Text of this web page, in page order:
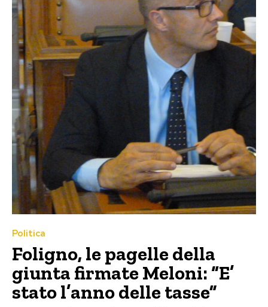
Politica
Foligno, le pagelle della
giunta firmate Meloni: “E’
stato l’anno delle tasse”